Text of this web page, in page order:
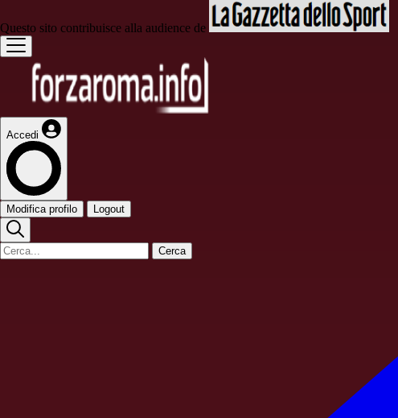
Questo sito contribuisce alla audience de
Accedi
Modifica profilo Logout
Cerca